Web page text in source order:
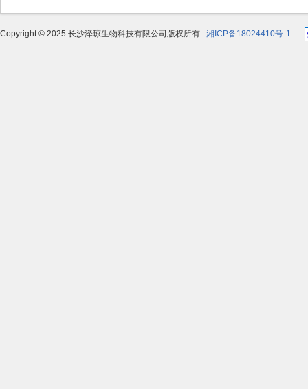
Copyright © 2025 长沙泽琼生物科技有限公司版权所有 湘ICP备18024410号-1